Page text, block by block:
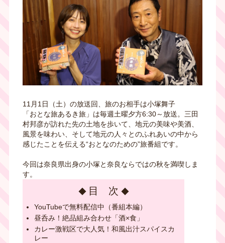
11月1日（土）の放送回、旅のお相手は小塚舞子
「おとな旅あるき旅」は毎週土曜夕方6:30～放送。三田
村邦彦が訪れた先の土地を歩いて、地元の美味や美酒、
風景を味わい、そして地元の人々とのふれあいの中から
感じたことを伝える“おとなのための”旅番組です。
今回は奈良県出身の小塚と奈良ならではの秋を満喫しま
す。
目 次
YouTubeで無料配信中（番組本編）
昼呑み！絶品組み合わせ「酒×食」
カレー激戦区で大人気！和風出汁スパイスカ
レー